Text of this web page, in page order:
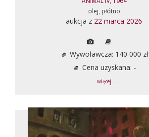
olej, płótno
aukcja z 22 marca 2026
Wywoławcza: 140 000 zł
Cena uzyskana: -
... więcej ...